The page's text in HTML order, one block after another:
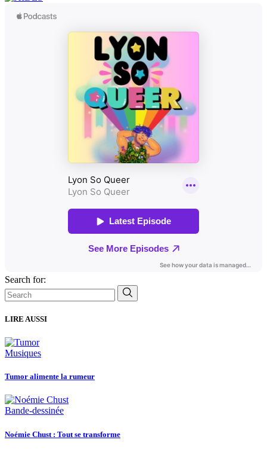
Search for:
LIRE AUSSI
Musiques
Tumor alimente la rumeur
Bande-dessinée
Noémie Chust : Tout se transforme